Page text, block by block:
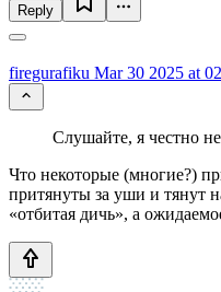
Reply
firegurafiku Mar 30 2025 at
Слушайте, я честно
Что некоторые (многие?)
притянуты за уши и тянут
«отбитая дичь», а